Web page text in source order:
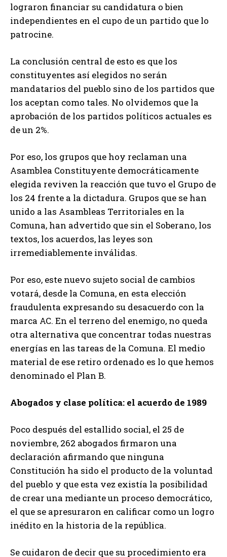
lograron financiar su candidatura o bien
independientes en el cupo de un partido que lo
patrocine.
La conclusión central de esto es que los
constituyentes así elegidos no serán
mandatarios del pueblo sino de los partidos que
los aceptan como tales. No olvidemos que la
aprobación de los partidos políticos actuales es
de un 2%.
Por eso, los grupos que hoy reclaman una
Asamblea Constituyente democráticamente
elegida reviven la reacción que tuvo el Grupo de
los 24 frente a la dictadura. Grupos que se han
unido a las Asambleas Territoriales en la
Comuna, han advertido que sin el Soberano, los
textos, los acuerdos, las leyes son
irremediablemente inválidas.
Por eso, este nuevo sujeto social de cambios
votará, desde la Comuna, en esta elección
fraudulenta expresando su desacuerdo con la
marca AC. En el terreno del enemigo, no queda
otra alternativa que concentrar todas nuestras
energías en las tareas de la Comuna. El medio
material de ese retiro ordenado es lo que hemos
denominado el Plan B.
Abogados y clase política: el acuerdo de 1989
Poco después del estallido social, el 25 de
noviembre, 262 abogados firmaron una
declaración afirmando que ninguna
Constitución ha sido el producto de la voluntad
del pueblo y que esta vez existía la posibilidad
de crear una mediante un proceso democrático,
el que se apresuraron en calificar como un logro
inédito en la historia de la república.
Se cuidaron de decir que su procedimiento era